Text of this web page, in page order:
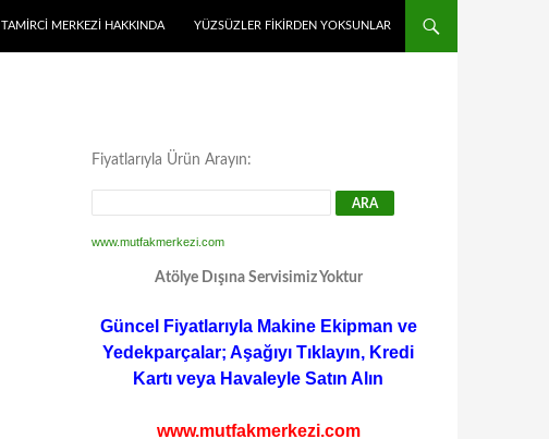
TAMIRCI MERKEZI HAKKINDA YÜZSÜZLER FIKIRDEN YOKSUNLAR
Fiyatlarıyla Ürün Arayın:
www.mutfakmerkezi.com
Atölye Dışına Servisimiz Yoktur
Güncel Fiyatlarıyla Makine Ekipman ve
Yedekparçalar; Aşağıyı Tıklayın, Kredi
Kartı veya Havaleyle Satın Alın
www.mutfakmerkezi.com